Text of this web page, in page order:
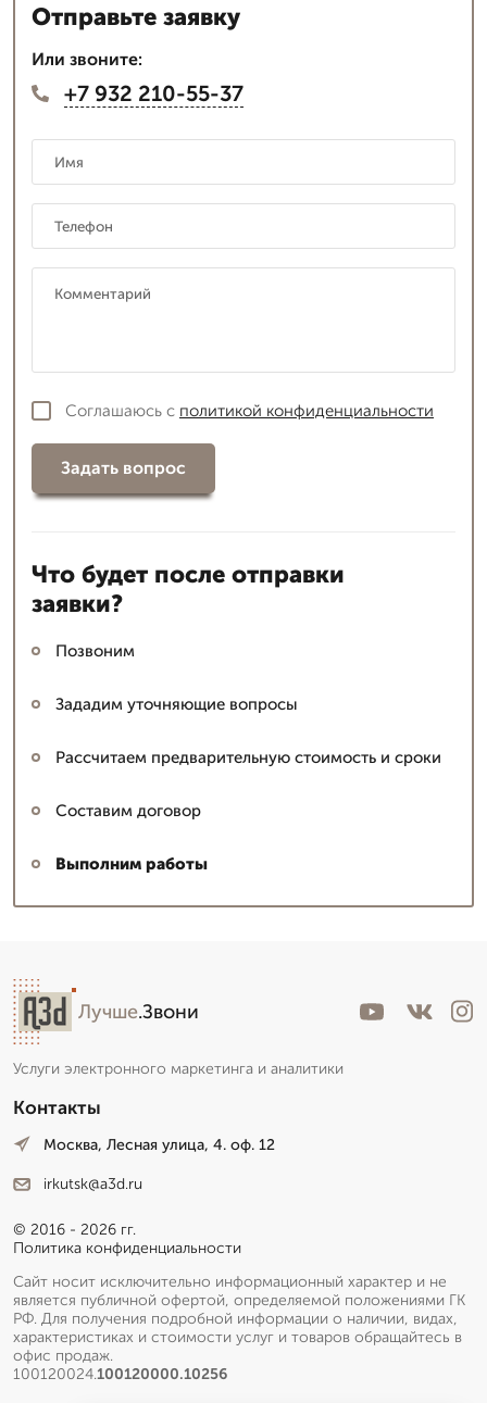
Отправьте заявку
Или звоните:
+7 932 210-55-37
Соглашаюсь с политикой конфиденциальности
Задать вопрос
Что будет после отправки
заявки?
Позвоним
Зададим уточняющие вопросы
Рассчитаем предварительную стоимость и сроки
Составим договор
Выполним работы
Лучше.Звони
Услуги электронного маркетинга и аналитики
Контакты
Москва, Лесная улица, 4. оф. 12
irkutsk@a3d.ru
© 2016 - 2026 гг.
Политика конфиденциальности
Сайт носит исключительно информационный характер и не
является публичной офертой, определяемой положениями ГК
РФ. Для получения подробной информации о наличии, видах,
характеристиках и стоимости услуг и товаров обращайтесь в
офис продаж.
100120024.100120000.10256